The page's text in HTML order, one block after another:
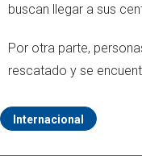
buscan llegar a sus
Por otra parte,
rescatado y se
Internacional